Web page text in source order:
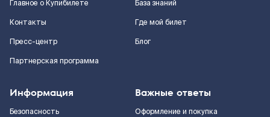
Главное о Купибилете
Контакты
Пресс-центр
Партнерская программа
База знаний
Где мой билет
Блог
Информация
Безопасность
Важные ответы
Оформление и покупка